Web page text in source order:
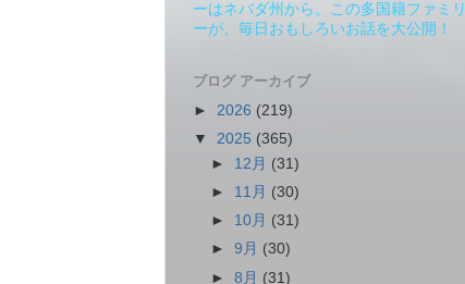
ーはネバダ州から。この多国籍ファミリ
ーが、毎日おもしろいお話を大公開！
ブログ アーカイブ
► 2026 (219)
▼ 2025 (365)
► 12月 (31)
► 11月 (30)
► 10月 (31)
►9月 (30)
►8月 (31)